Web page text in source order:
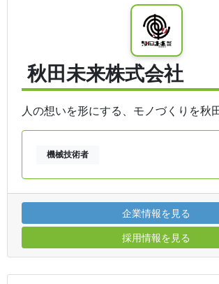
秋田未来株式会社
人の想いを形にする、モノづくりを秋
機械技術者
企業情報を見る
採用情報を見る